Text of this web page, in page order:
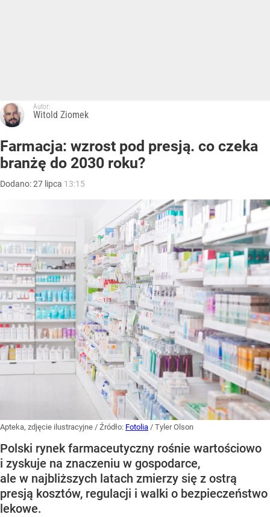
Autor:
Witold Ziomek
Farmacja: wzrost pod presją. co czeka
branżę do 2030 roku?
Dodano:27 lipca 13:15
Apteka, zdjęcie ilustracyjne / Źródło: Fotolia / Tyler Olson
Polski rynek farmaceutyczny rośnie wartościowo
i zyskuje na znaczeniu w gospodarce,
ale w najbliższych latach zmierzy się z ostrą
presją kosztów, regulacji i walki o bezpieczeństwo
lekowe.